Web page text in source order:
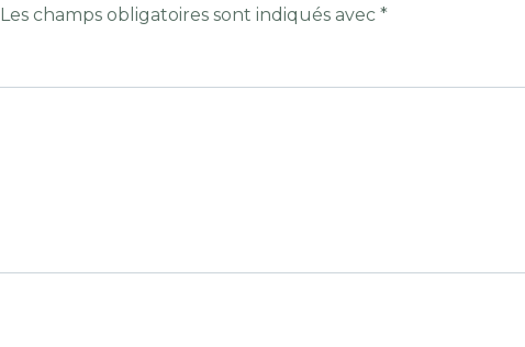
Les champs obligatoires sont indiqués avec *